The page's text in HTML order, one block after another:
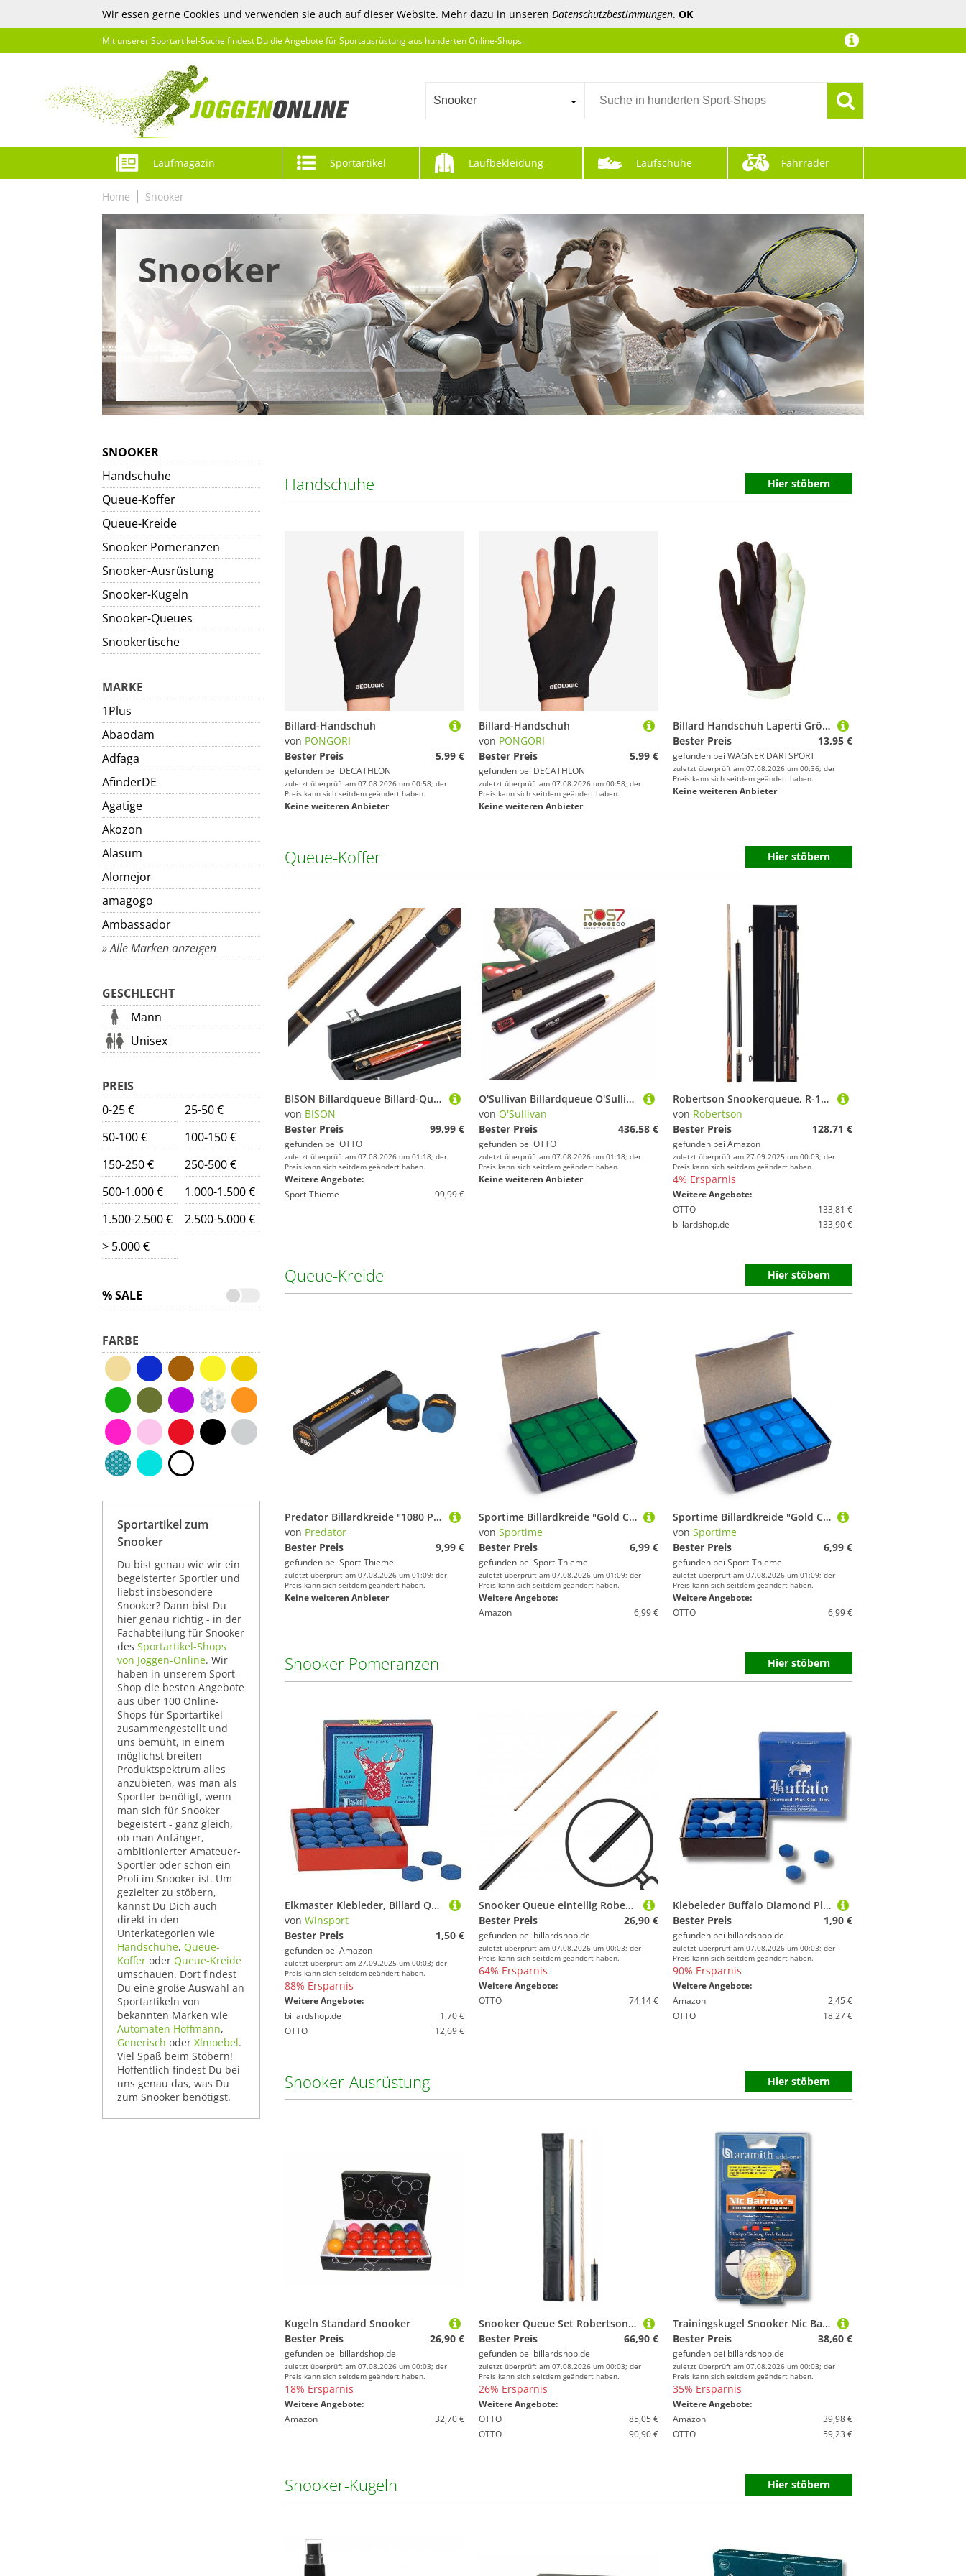
Wir essen gerne Cookies und verwenden sie auch auf dieser Website. Mehr dazu in unseren Datenschutzbestimmungen. OK
Mit unserer Sportartikel-Suche findest Du die Angebote für Sportausrüstung aus hunderten Online-Shops.
Snooker
Laufmagazin Sportartikel Laufbekleidung Laufschuhe Fahrräder
Home Snooker
Snooker
SNOOKER
Handschuhe
Queue-Koffer
Queue-Kreide
Snooker Pomeranzen
Snooker-Ausrüstung
Snooker-Kugeln
Snooker-Queues
Snookertische
MARKE
1Plus
Abaodam
Adfaga
AfinderDE
Agatige
Akozon
Alasum
Alomejor
amagogo
Ambassador
» Alle Marken anzeigen
GESCHLECHT
Mann
Unisex
PREIS
0-25 €
25-50 €
50-100 €
100-150 €
150-250 €
250-500 €
500-1.000 €
1.000-1.500 €
1.500-2.500 €
2.500-5.000 €
> 5.000 €
% SALE
FARBE
Sportartikel zum
Snooker
Du bist genau wie wir ein
begeisterter Sportler und
liebst insbesondere
Snooker? Dann bist Du
hier genau richtig - in der
Fachabteilung für Snooker
des Sportartikel-Shops
von Joggen-Online. Wir
haben in unserem Sport-
Shop die besten Angebote
aus über 100 Online-
Shops für Sportartikel
zusammengestellt und
uns bemüht, in einem
möglichst breiten
Produktspektrum alles
anzubieten, was man als
Sportler benötigt, wenn
man sich für Snooker
begeistert - ganz gleich,
ob man Anfänger,
ambitionierter Amateuer-
Sportler oder schon ein
Profi im Snooker ist. Um
gezielter zu stöbern,
kannst Du Dich auch
direkt in den
Unterkategorien wie
Handschuhe, Queue-
Koffer oder Queue-Kreide
umschauen. Dort findest
Du eine große Auswahl an
Sportartikeln von
bekannten Marken wie
Automaten Hoffmann,
Generisch oder Xlmoebel.
Viel Spaß beim Stöbern!
Hoffentlich findest Du bei
uns genau das, was Du
zum Snooker benötigst.
Handschuhe Hier stöbern
Billard-Handschuh
von PONGORI
Bester Preis
5,99 €
gefunden bei DECATHLON
zuletzt überprüft am 07.08.2026 um 00:58; der
Preis kann sich seitdem geändert haben.
Keine weiteren Anbieter
Billard-Handschuh
von PONGORI
Bester Preis
5,99 €
gefunden bei DECATHLON
zuletzt überprüft am 07.08.2026 um 00:58; der
Preis kann sich seitdem geändert haben.
Keine weiteren Anbieter
Billard Handschuh Laperti Größe S - beidhändig
Bester Preis
13,95 €
gefunden bei WAGNER DARTSPORT
zuletzt überprüft am 07.08.2026 um 00:36; der
Preis kann sich seitdem geändert haben.
Keine weiteren Anbieter
Queue-Koffer Hier stöbern
BISON Billardqueue Billard-Queue Spencer mit Koffer, Aus hochwertigem, amerikanischem Eschenholz
von BISON
Bester Preis
99,99 €
gefunden bei OTTO
zuletzt überprüft am 07.08.2026 um 01:18; der
Preis kann sich seitdem geändert haben.
Weitere Angebote:
Sport-Thieme
99,99 €
O'Sullivan Billardqueue O'Sullivan Jubilee Snooker Queue inkl. Koffer und Ext., Es liegen keine besonderen Merkmale vor
von O'Sullivan
Bester Preis
436,58 €
gefunden bei OTTO
zuletzt überprüft am 07.08.2026 um 01:18; der
Preis kann sich seitdem geändert haben.
Keine weiteren Anbieter
Robertson Snookerqueue, R-1, Profi Snooker Cue 2-teilig mit Verlängerung, Eschenholz, 9 mm Tip, Naturholzdekor, im Set mit Koffer oderTasche
von Robertson
Bester Preis
128,71 €
gefunden bei Amazon
zuletzt überprüft am 27.09.2025 um 00:03; der
Preis kann sich seitdem geändert haben.
4% Ersparnis
Weitere Angebote:
OTTO
133,81 €
billardshop.de
133,90 €
Queue-Kreide Hier stöbern
Predator Billardkreide "1080 Pure"
von Predator
Bester Preis
9,99 €
gefunden bei Sport-Thieme
zuletzt überprüft am 07.08.2026 um 01:09; der
Preis kann sich seitdem geändert haben.
Keine weiteren Anbieter
Sportime Billardkreide "Gold Cup", Grün
von Sportime
Bester Preis
6,99 €
gefunden bei Sport-Thieme
zuletzt überprüft am 07.08.2026 um 01:09; der
Preis kann sich seitdem geändert haben.
Weitere Angebote:
Amazon
6,99 €
Sportime Billardkreide "Gold Cup", Blau
von Sportime
Bester Preis
6,99 €
gefunden bei Sport-Thieme
zuletzt überprüft am 07.08.2026 um 01:09; der
Preis kann sich seitdem geändert haben.
Weitere Angebote:
OTTO
6,99 €
Snooker Pomeranzen Hier stöbern
Elkmaster Klebleder, Billard Queue Leder, Größe:10mm
von Winsport
Bester Preis
1,50 €
gefunden bei Amazon
zuletzt überprüft am 27.09.2025 um 00:03; der
Preis kann sich seitdem geändert haben.
88% Ersparnis
Weitere Angebote:
billardshop.de
1,70 €
OTTO
12,69 €
Snooker Queue einteilig Robertson 9,5mm, 145cm
Bester Preis
26,90 €
gefunden bei billardshop.de
zuletzt überprüft am 07.08.2026 um 00:03; der
Preis kann sich seitdem geändert haben.
64% Ersparnis
Weitere Angebote:
OTTO
74,14 €
Klebeleder Buffalo Diamond Plus 10mm
Bester Preis
1,90 €
gefunden bei billardshop.de
zuletzt überprüft am 07.08.2026 um 00:03; der
Preis kann sich seitdem geändert haben.
90% Ersparnis
Weitere Angebote:
Amazon
2,45 €
OTTO
18,27 €
Snooker-Ausrüstung Hier stöbern
Kugeln Standard Snooker
Bester Preis
26,90 €
gefunden bei billardshop.de
zuletzt überprüft am 07.08.2026 um 00:03; der
Preis kann sich seitdem geändert haben.
18% Ersparnis
Weitere Angebote:
Amazon
32,70 €
Snooker Queue Set Robertson R-4 Junior zweiteilig
Bester Preis
66,90 €
gefunden bei billardshop.de
zuletzt überprüft am 07.08.2026 um 00:03; der
Preis kann sich seitdem geändert haben.
26% Ersparnis
Weitere Angebote:
OTTO
85,05 €
OTTO
90,90 €
Trainingskugel Snooker Nic Barrow 52mm mit Übungsanleitung
Bester Preis
38,60 €
gefunden bei billardshop.de
zuletzt überprüft am 07.08.2026 um 00:03; der
Preis kann sich seitdem geändert haben.
35% Ersparnis
Weitere Angebote:
Amazon
39,98 €
OTTO
59,23 €
Snooker-Kugeln Hier stöbern